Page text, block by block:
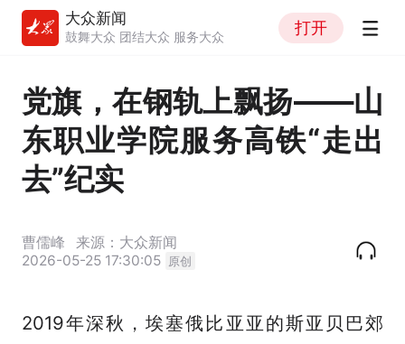
大众新闻
鼓舞大众 团结大众 服务大众
打开
党旗，在钢轨上飘扬——山
东职业学院服务高铁“走出
去”纪实
曹儒峰
来源：大众新闻
2026-05-25 17:30:05 原创
2019年深秋，埃塞俄比亚亚的斯亚贝巴郊